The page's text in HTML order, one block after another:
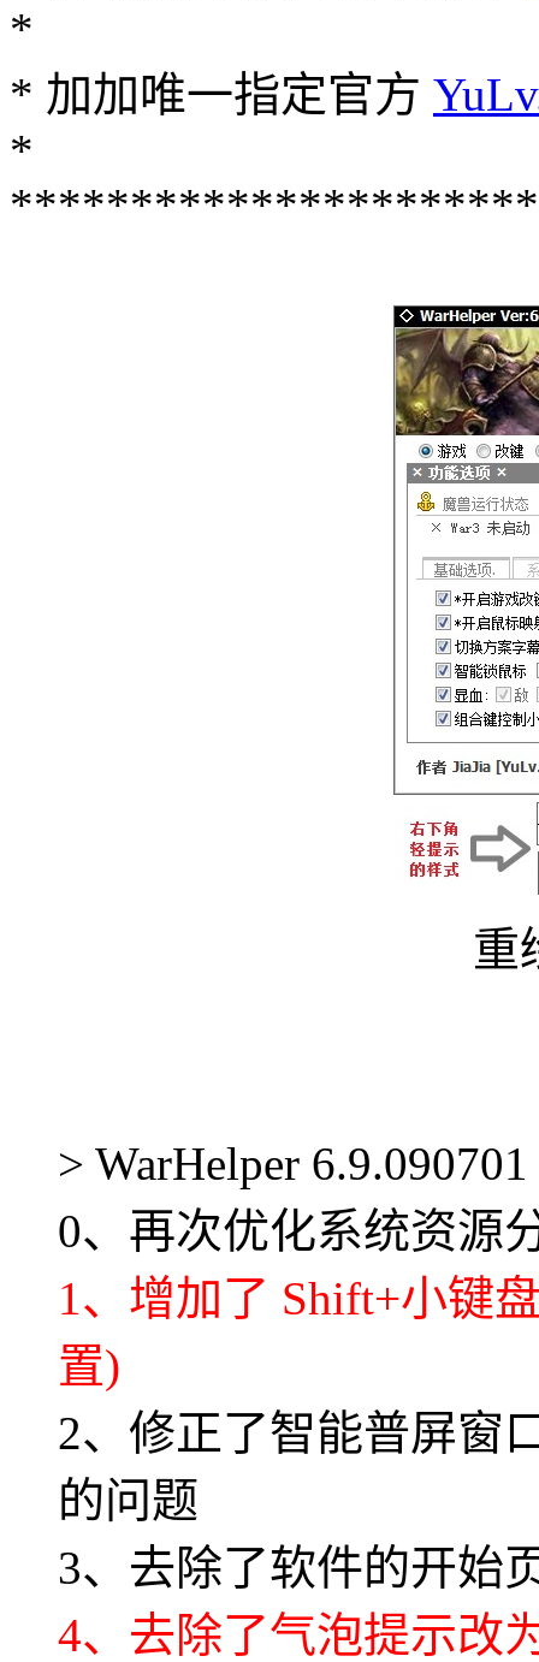
*
* 加加唯一指定官方
*
重
> WarHelper
0、再次优化系统资源
1、增加了 Shift+小键
置)
2、修正了智能普屏窗
的问题
3、去除了软件的开始
4、去除了气泡提示改